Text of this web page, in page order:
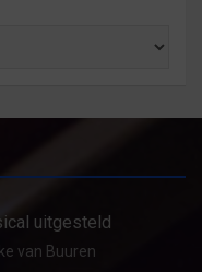
uitgesteld
van Buuren